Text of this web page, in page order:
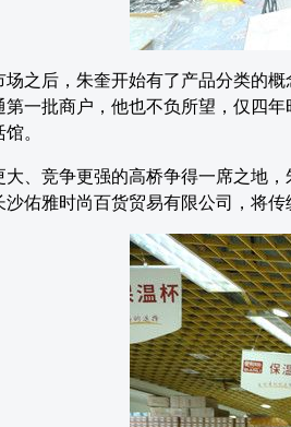
场之后，朱奎开始有了产品分类的
一批商户，他也不负所望，仅四
。
大、竞争更强的高桥争得一席之地
佑雅时尚百货贸易有限公司，将传